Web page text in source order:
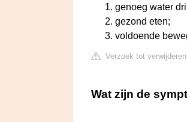
genoeg water
gezond eten;
voldoende
Verzoek tot
Wat zijn de